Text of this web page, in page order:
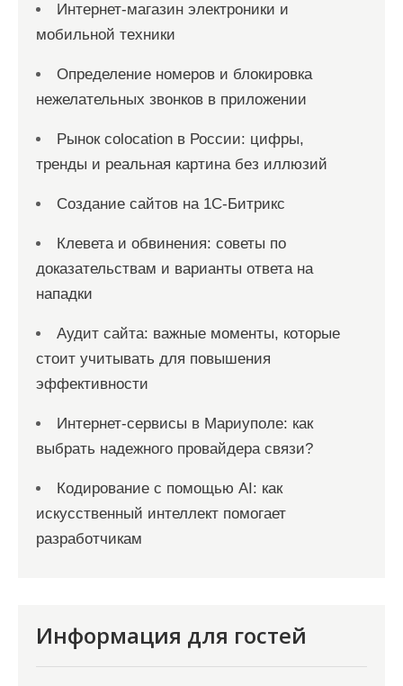
Интернет-магазин электроники и
мобильной техники
Определение номеров и блокировка
нежелательных звонков в приложении
Рынок colocation в России: цифры,
тренды и реальная картина без иллюзий
Создание сайтов на 1С-Битрикс
Клевета и обвинения: советы по
доказательствам и варианты ответа на
нападки
Аудит сайта: важные моменты, которые
стоит учитывать для повышения
эффективности
Интернет-сервисы в Мариуполе: как
выбрать надежного провайдера связи?
Кодирование с помощью AI: как
искусственный интеллект помогает
разработчикам
Информация для гостей